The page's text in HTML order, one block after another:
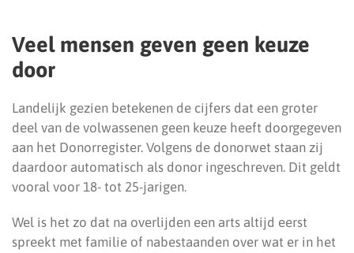
Veel mensen geven geen keuze
door
Landelijk gezien betekenen de cijfers dat een groter
deel van de volwassenen geen keuze heeft doorgegeven
aan het Donorregister. Volgens de donorwet staan zij
daardoor automatisch als donor ingeschreven. Dit geldt
vooral voor 18- tot 25-jarigen.
Wel is het zo dat na overlijden een arts altijd eerst
spreekt met familie of nabestaanden over wat er in het